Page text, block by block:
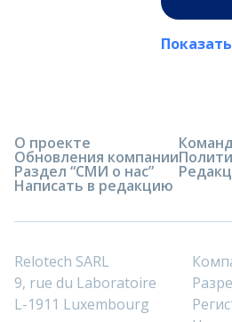
О проекте
Обновления компании
Раздел “СМИ о нас”
Написать в редакцию
Relotech SARL
9, rue du Laboratoire
L-1911 Luxembourg